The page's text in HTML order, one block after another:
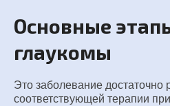
Основные
глаукомы
Это заболевание достаточно
соответствующей терапии